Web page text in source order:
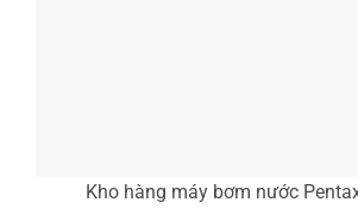
Kho hàng máy bơm nước